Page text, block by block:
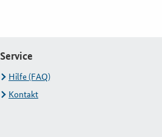
Service
Hilfe (FAQ)
Kontakt